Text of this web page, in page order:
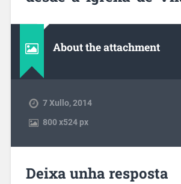
About the attachment
7 Xullo, 2014
800x524 px
Deixa unha resposta